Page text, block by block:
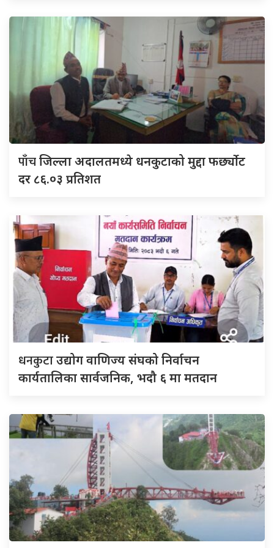
पाँचजिल्ला अदालतमध्ये धनकुटाको मुद्दा फर्छ्योट
दर ८६.०३ प्रतिशत
धनकुटाउद्योग वाणिज्य संघको निर्वाचन
कार्यतालिका सार्वजनिक, भदौ ६ मा मतदान